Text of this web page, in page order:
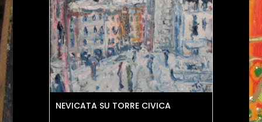
NEVICATA SU TORRE CIVICA